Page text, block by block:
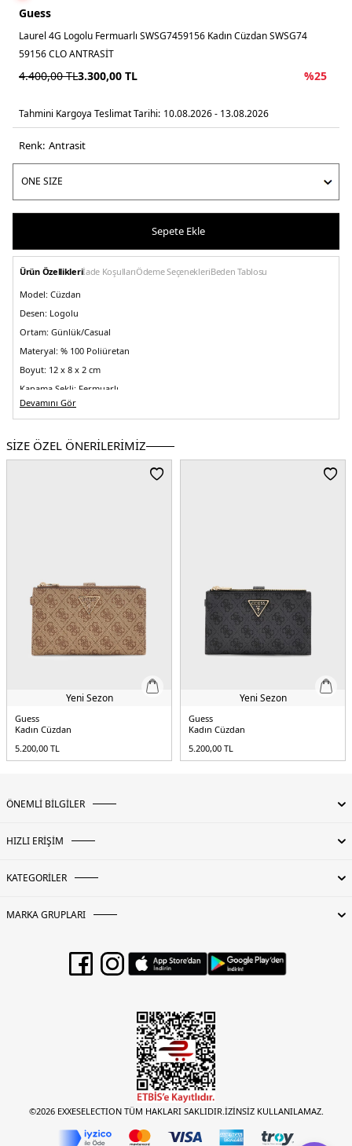
Guess
Laurel 4G Logolu Fermuarlı SWSG7459156 Kadın Cüzdan SWSG74
59156 CLO ANTRASİT
4.400,00TL3.300,00 TL %25
Tahmini Kargoya Teslimat Tarihi: 10.08.2026 - 13.08.2026
Renk: antrasi̇t
Sepete Ekle
Ürün Özellikleriİade KoşullarıÖdeme SeçenekleriBeden Tablosu
Model: Cüzdan
Desen: Logolu
Ortam: Günlük/Casual
Materyal: % 100 Poliüretan
Boyut: 12 x 8 x 2 cm
Kapama Şekli: Fermuarlı
Yaş Grubu:Yetişkin
5DY2SWSG7459156CLO.135
Devamını Gör
SİZE ÖZEL ÖNERİLERİMİZ
Yeni Sezon
Guess
Kadın Cüzdan
5.200,00 TL
Yeni Sezon
Guess
Kadın Cüzdan
5.200,00 TL
ÖNEMLİ BİLGİLER
HIZLI ERİŞİM
KATEGORİLER
MARKA GRUPLARI
©2026 EXXESELECTION TÜM HAKLARI SAKLIDIR.İZİNSİZ KULLANILAMAZ.